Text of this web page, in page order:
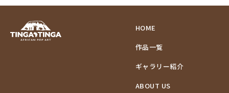
HOME
作品一覧
ギャラリー紹介
ABOUT US